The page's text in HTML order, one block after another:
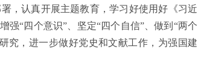
认真开展主题教育，学习好使用好《习近
强“四个意识”、坚定“四个自信”、做到“两个
究，进一步做好党史和文献工作，为强国建